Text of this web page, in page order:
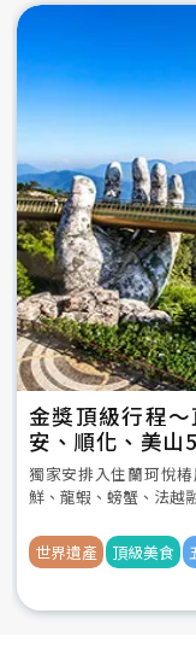
金獎頂級行程
安、順化、美山
獨家安排入住蘭珂悅
鮮、龍蝦、螃蟹、法越
世界遺產 頂級美食